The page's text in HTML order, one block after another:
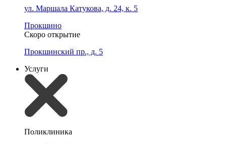
ул. Маршала Катукова, д. 24, к. 5
Прокшино
Скоро открытие
Прокшинский пр., д. 5
Услуги
Поликлиника